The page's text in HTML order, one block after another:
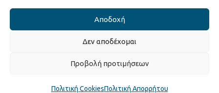
Αποδοχή
Δεν αποδέχομαι
Προβολή προτιμήσεων
Πολιτική CookiesΠολιτική Απορρήτου
Copyright © 2025 Διεύθυνση Πολιτισμού Δήμου Ξάνθης. All Rights
Κατασκευή ιστοσελίδας από τηνCodebase